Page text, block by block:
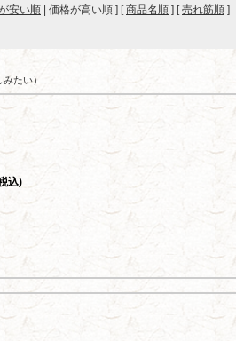
安い順 | 価格が高い順 ] [商品名順 ] [売れ筋順 ]
たい）
込)